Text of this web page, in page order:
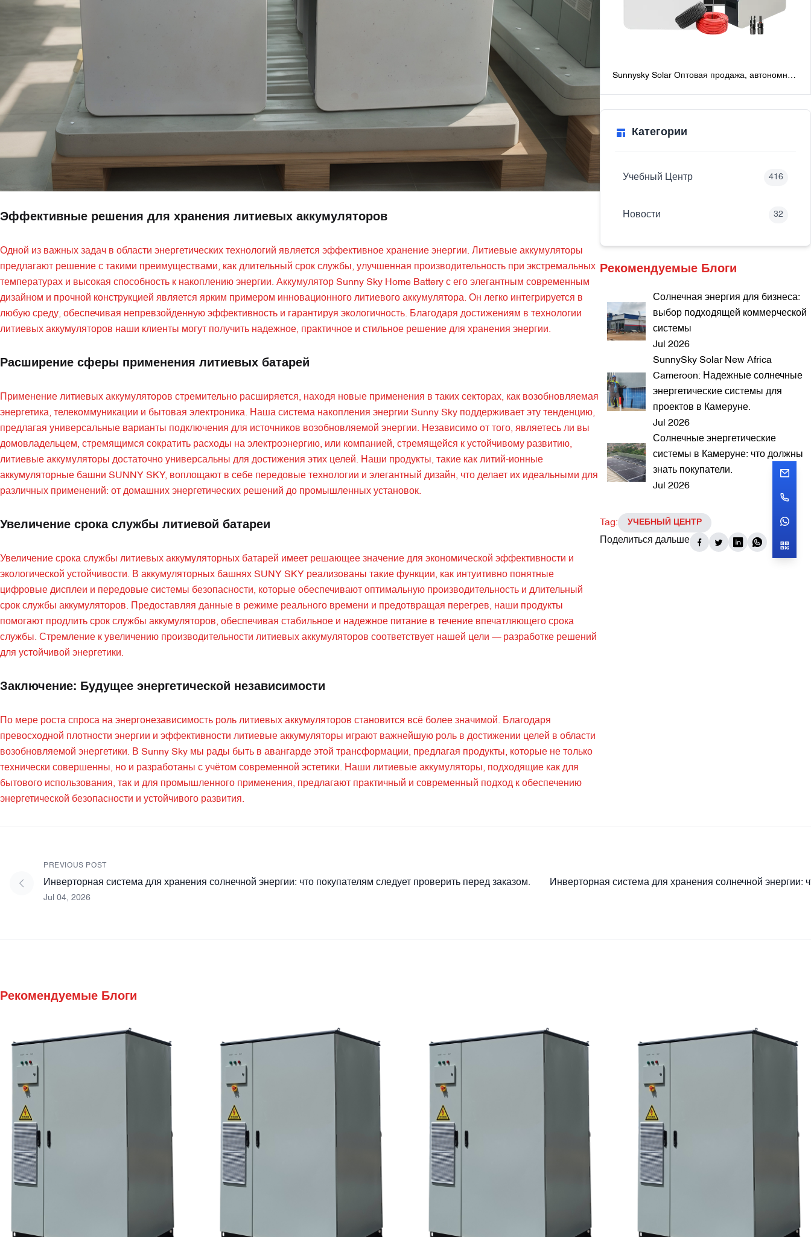
Эффективные решения для хранения литиевых аккумуляторов
Одной из важных задач в области энергетических технологий является эффективное хранение энергии. Литиевые аккумуляторы
предлагают решение с такими преимуществами, как длительный срок службы, улучшенная производительность при экстремальных
температурах и высокая способность к накоплению энергии. Аккумулятор Sunny Sky Home Battery с его элегантным современным
дизайном и прочной конструкцией является ярким примером инновационного литиевого аккумулятора. Он легко интегрируется в
любую среду, обеспечивая непревзойденную эффективность и гарантируя экологичность. Благодаря достижениям в технологии
литиевых аккумуляторов наши клиенты могут получить надежное, практичное и стильное решение для хранения энергии.
Расширение сферы применения литиевых батарей
Применение литиевых аккумуляторов стремительно расширяется, находя новые применения в таких секторах, как возобновляемая
энергетика, телекоммуникации и бытовая электроника. Наша система накопления энергии Sunny Sky поддерживает эту тенденцию,
предлагая универсальные варианты подключения для источников возобновляемой энергии. Независимо от того, являетесь ли вы
домовладельцем, стремящимся сократить расходы на электроэнергию, или компанией, стремящейся к устойчивому развитию,
литиевые аккумуляторы достаточно универсальны для достижения этих целей. Наши продукты, такие как литий-ионные
аккумуляторные башни SUNNY SKY, воплощают в себе передовые технологии и элегантный дизайн, что делает их идеальными для
различных применений: от домашних энергетических решений до промышленных установок.
Увеличение срока службы литиевой батареи
Увеличение срока службы литиевых аккумуляторных батарей имеет решающее значение для экономической эффективности и
экологической устойчивости. В аккумуляторных башнях SUNY SKY реализованы такие функции, как интуитивно понятные
цифровые дисплеи и передовые системы безопасности, которые обеспечивают оптимальную производительность и длительный
срок службы аккумуляторов. Предоставляя данные в режиме реального времени и предотвращая перегрев, наши продукты
помогают продлить срок службы аккумуляторов, обеспечивая стабильное и надежное питание в течение впечатляющего срока
службы. Стремление к увеличению производительности литиевых аккумуляторов соответствует нашей цели — разработке решений
для устойчивой энергетики.
Заключение: Будущее энергетической независимости
По мере роста спроса на энергонезависимость роль литиевых аккумуляторов становится всё более значимой. Благодаря
превосходной плотности энергии и эффективности литиевые аккумуляторы играют важнейшую роль в достижении целей в области
возобновляемой энергетики. В Sunny Sky мы рады быть в авангарде этой трансформации, предлагая продукты, которые не только
технически совершенны, но и разработаны с учётом современной эстетики. Наши литиевые аккумуляторы, подходящие как для
бытового использования, так и для промышленного применения, предлагают практичный и современный подход к обеспечению
энергетической безопасности и устойчивого развития.
Sunnysky Solar Оптовая продажа, автономная
системы с батареями
Категории
Учебный Центр 416
Новости 32
Рекомендуемые Блоги
Солнечная энергия для бизнеса:
выбор подходящей коммерческой
системы
Jul 2026
SunnySky Solar New Africa
Cameroon: Надежные солнечные
энергетические системы для
проектов в Камеруне.
Jul 2026
Солнечные энергетические
системы в Камеруне: что должны
знать покупатели.
Jul 2026
Tag: УЧЕБНЫЙ ЦЕНТР
Поделиться дальше
PREVIOUS POST
Инверторная система для хранения солнечной энергии: что покупателям следует проверить перед заказом.
Jul 04, 2026
Инверторная система для хранения солнечной энергии:
Рекомендуемые Блоги